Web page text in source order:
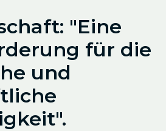
"Eine
für die
und